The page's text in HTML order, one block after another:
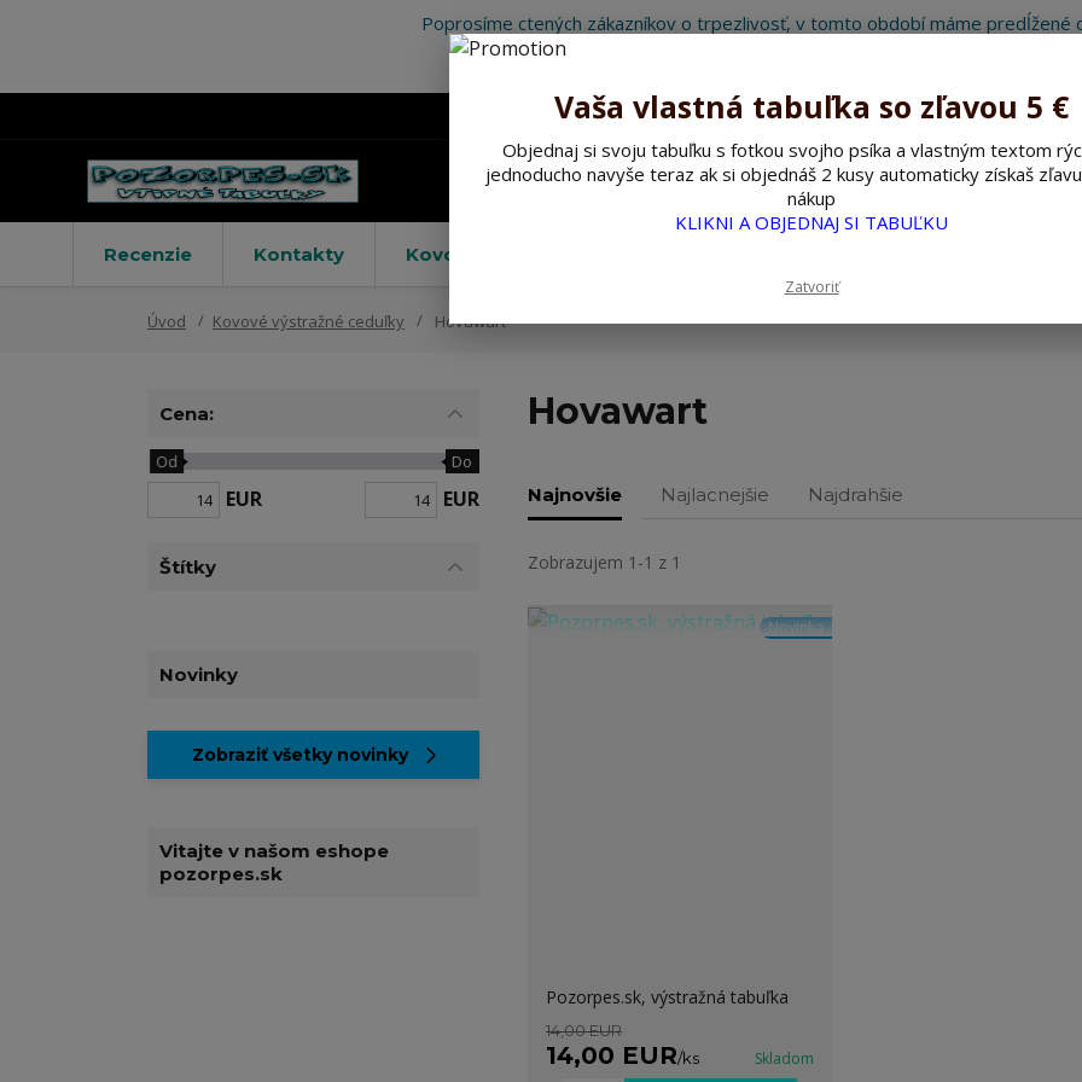
Poprosíme ctených zákazníkov o trpezlivosť, v tomto období máme predĺžené
Hľadať
Recenzie Kontakty Kovové výstražné ceduľky
Úvod Kovové výstražné ceduľky Hovawart
Hovawart
Najnovšie Najlacnejšie Najdrahšie
Zobrazujem 1-1 z 1
Novinka
Pozorpes.sk, výstražná tabuľka
14,00 EUR
14,00 EUR/ks Skladom
Cena:
EUR
Od Do
EUR
Štítky
Novinky
Zobraziť všetky novinky
Vitajte v našom eshope
pozorpes.sk
Vaša vlastná tabuľka so zľavou 5 €
Objednaj si svoju tabuľku s fotkou svojho psíka a vlastným textom
jednoducho navyše teraz ak si objednáš 2 kusy automaticky získaš
nákup
KLIKNI A OBJEDNAJ SI TABUĽKU
Zatvoriť